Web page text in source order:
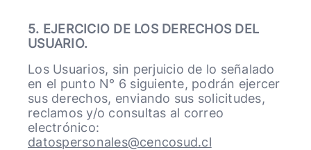
5. EJERCICIO DE LOS DERECHOS DEL
USUARIO.
Los Usuarios, sin perjuicio de lo señalado
en el punto N° 6 siguiente, podrán ejercer
sus derechos, enviando sus solicitudes,
reclamos y/o consultas al correo
electrónico:
datospersonales@cencosud.cl